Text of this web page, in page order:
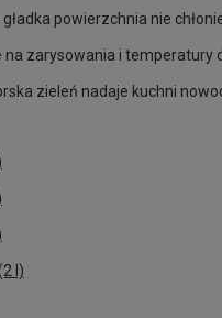
gładka powierzchnia nie
na zarysowania i temperatury
zieleń nadaje kuchni
l)